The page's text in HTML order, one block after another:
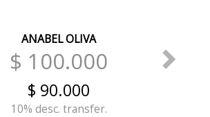
ANABEL OLIVA
$ 100.000
$ 90.000
10% desc. transfer.